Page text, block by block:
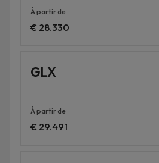
À partir de
€ 28.330
GLX
À partir de
€ 29.491